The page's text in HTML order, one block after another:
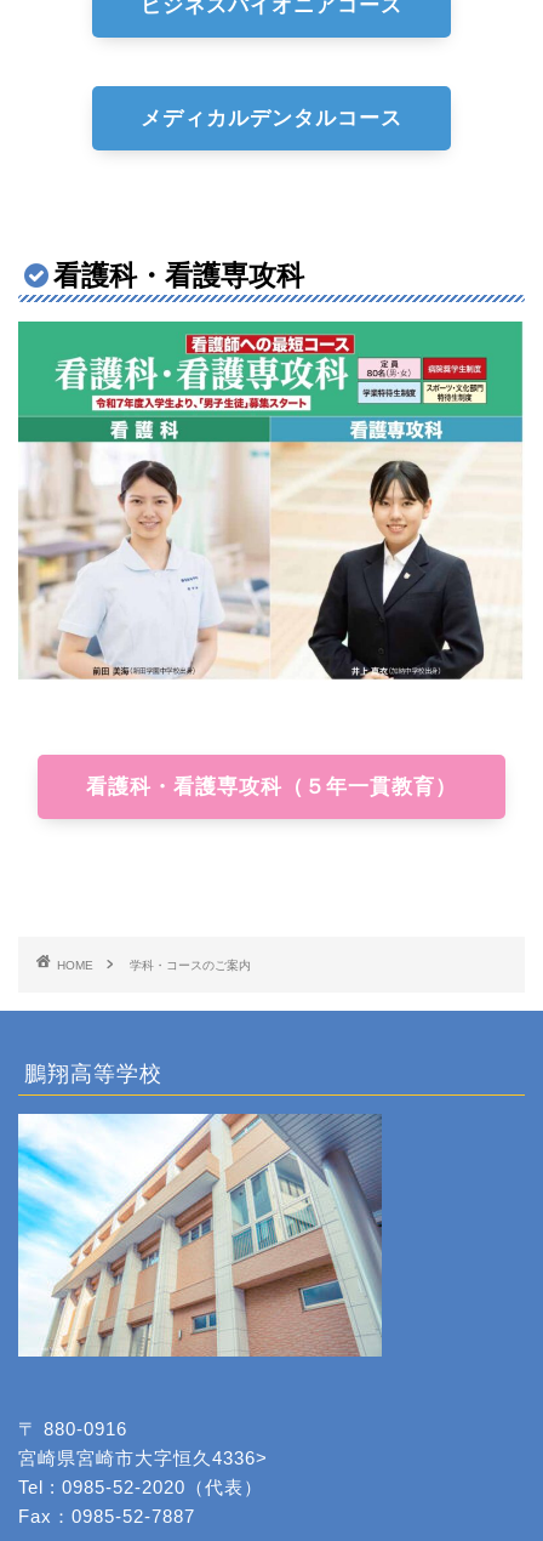
ビジネスパイオニアコース
メディカルデンタルコース
看護科・看護専攻科
看護科・看護専攻科（５年一貫教育）
HOME 学科・コースのご案内
鵬翔高等学校
〒 880-0916
宮崎県宮崎市大字恒久4336>
Tel : 0985-52-2020（代表）
Fax：0985-52-7887